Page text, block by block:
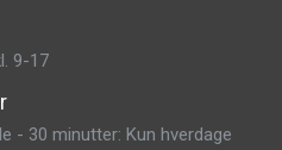
9-17
- 30 minutter: Kun hverdage